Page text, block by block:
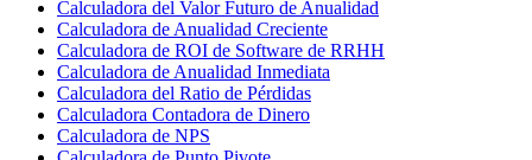
Calculadora del Valor Futuro de Anualidad
Calculadora de Anualidad Creciente
Calculadora de ROI de Software de RRHH
Calculadora de Anualidad Inmediata
Calculadora del Ratio de Pérdidas
Calculadora Contadora de Dinero
Calculadora de NPS